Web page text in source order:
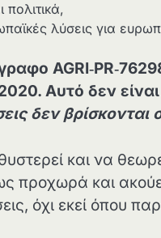
πολιτικά,
λύσεις για
AGRI‑PR
Αυτό δεν
δεν βρίσκονται
και να
προχωρά και
όχι εκεί όπου